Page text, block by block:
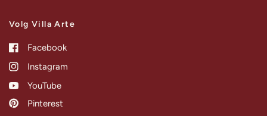
Volg Villa Arte
Facebook
Instagram
YouTube
Pinterest